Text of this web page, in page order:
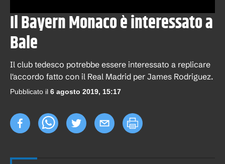
Il Bayern Monaco è interessato a
Bale
Il club tedesco potrebbe essere interessato a replicare
l'accordo fatto con il Real Madrid per James Rodriguez.
Pubblicato il 6 agosto 2019, 15:17